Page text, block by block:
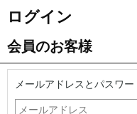
ログイン
会員のお客様
メールアドレスとパスワ